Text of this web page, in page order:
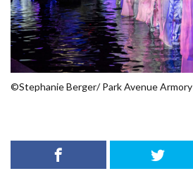
©️Stephanie Berger/ Park Avenue Armory